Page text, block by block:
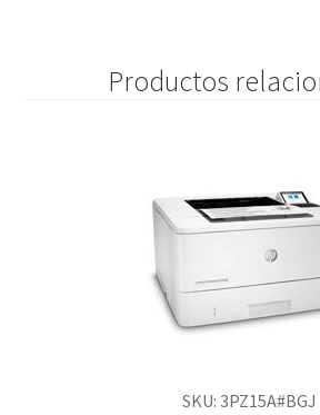
Productos
SKU: 3PZ15A#BGJ